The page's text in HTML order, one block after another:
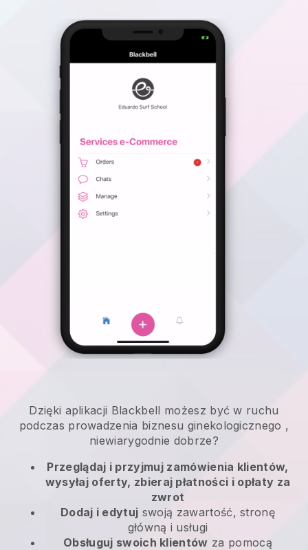
Dzięki aplikacji Blackbell możesz być w ruchu
podczas prowadzenia biznesu ginekologicznego ,
niewiarygodnie dobrze?
Przeglądaj i przyjmuj zamówienia klientów,
wysyłaj oferty, zbieraj płatności i opłaty za
zwrot
Dodaj i edytuj swoją zawartość, stronę
główną i usługi
Obsługuj swoich klientów za pomocą